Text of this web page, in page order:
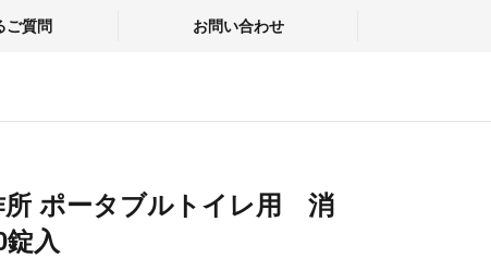
ご質問 お問い合わせ
所 ポータブルトイレ用 消
入